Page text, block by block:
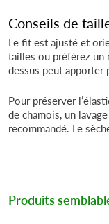
Conseils de
Le fit est ajusté et
tailles ou préférez un
dessus peut apporter
Pour préserver
de chamois, un
recommandé. Le
Produits